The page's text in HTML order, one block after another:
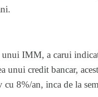
IMM, a carui
unui credit bancar,
8%/an, inca de la